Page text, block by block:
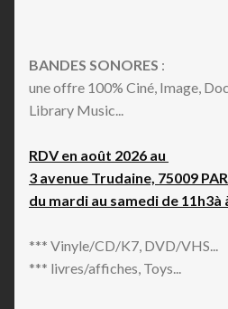
BANDES SONORES :
une offre 100% Ciné, Image,
Library Music...
RDV en août 2026 au
3 avenue Trudaine, 75009
du mardi au samedi de 11h3à
*** Vinyle/CD/K7, DVD/VHS...
*** livres/affiches, Toys...